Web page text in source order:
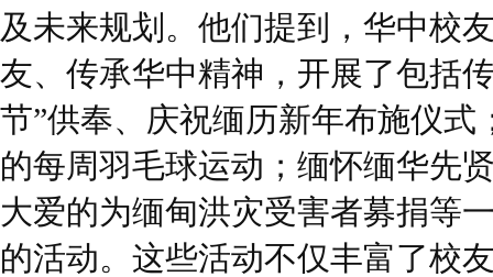
及未来规划。他们提到，华中校
友、传承华中精神，开展了包括
节”供奉、庆祝缅历新年布施仪式
的每周羽毛球运动；缅怀缅华先
大爱的为缅甸洪灾受害者募捐等
的活动。这些活动不仅丰富了校